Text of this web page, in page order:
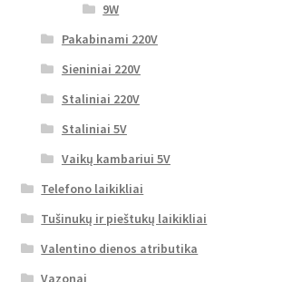
9W
Pakabinami 220V
Sieniniai 220V
Staliniai 220V
Staliniai 5V
Vaikų kambariui 5V
Telefono laikikliai
Tušinukų ir pieštukų laikikliai
Valentino dienos atributika
Vazonai